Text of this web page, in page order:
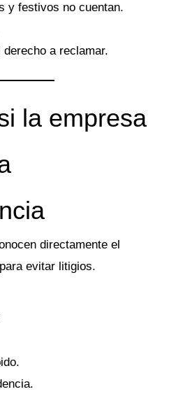
y festivos no cuentan.
a reclamar.
la empresa
directamente el
evitar litigios.